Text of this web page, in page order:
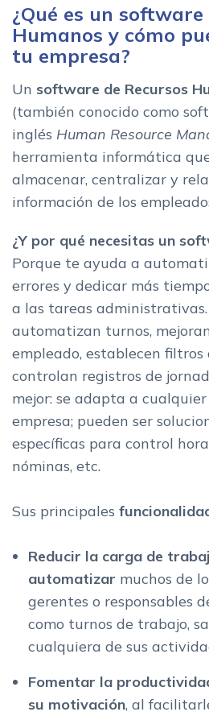
Bizneo HR
Endalia HR
Sesame HR
OpenHR Cloud
Kronjop
netTime one
Softy
Zoho People
Freematica e-Satellite
¿Como saber si tu empresa necesita
Que caracteristicas tener en
gestion de Recursos Humanos
Cual es el mejor software de
empresa
¿Qué es un software
Humanos y cómo
tu empresa?
Un software de Recursos
(también conocido como
inglés Human Resource
herramienta informática
almacenar, centralizar y
información de los
¿Y por qué necesitas un
Porque te ayuda a
errores y dedicar más
a las tareas
automatizan turnos,
empleado, establecen filtros
controlan registros de
mejor: se adapta a
empresa; pueden ser
específicas para control
nóminas, etc.
Sus principales
Reducir la carga de
automatizar muchos de
gerentes o responsables
como turnos de trabajo,
cualquiera de sus
Fomentar la
su motivación, al